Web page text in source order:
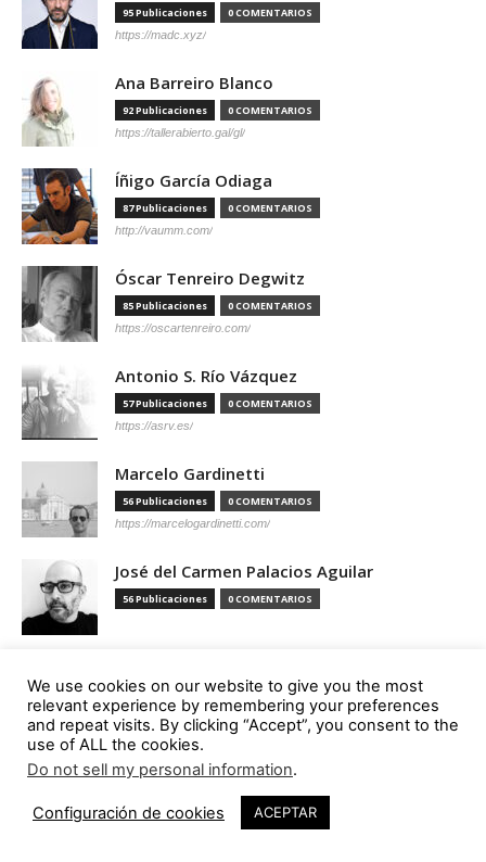
95 Publicaciones 0 COMENTARIOS
https://madc.xyz/
Ana Barreiro Blanco
92 Publicaciones 0 COMENTARIOS
https://tallerabierto.gal/gl/
Íñigo García Odiaga
87 Publicaciones 0 COMENTARIOS
http://vaumm.com/
Óscar Tenreiro Degwitz
85 Publicaciones 0 COMENTARIOS
https://oscartenreiro.com/
Antonio S. Río Vázquez
57 Publicaciones 0 COMENTARIOS
https://asrv.es/
Marcelo Gardinetti
56 Publicaciones 0 COMENTARIOS
https://marcelogardinetti.com/
José del Carmen Palacios Aguilar
56 Publicaciones 0 COMENTARIOS
51 Publicaciones 0 COMENTARIOS
http://urbanistas.lat/
Sergio de Miguel García
0 COMENTARIOS
http://www.hand-architecture.com/
We use cookies on our website to give you the most
relevant experience by remembering your preferences
and repeat visits. By clicking “Accept”, you consent to the
use of ALL the cookies.
Do not sell my personal information.
Configuración de cookies ACEPTAR